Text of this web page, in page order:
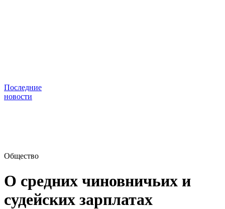
Последние
новости
Общество
О средних чиновничьих и
судейских зарплатах